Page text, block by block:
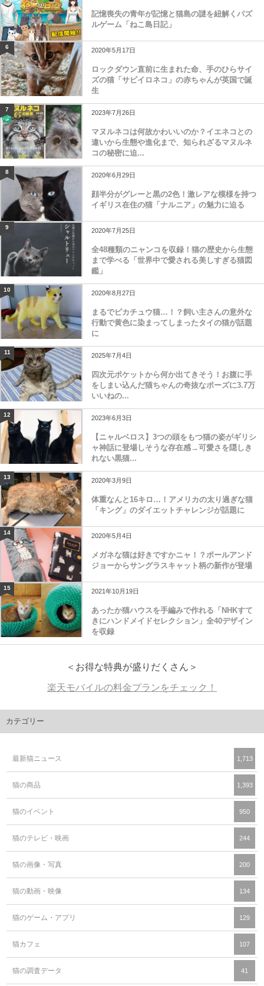
記憶喪失の青年が記憶と猫島の謎を紐解くパズ
ルゲーム「ねこ島日記」
6 2020年5月17日
ロックダウン直前に生まれた命、手のひらサイ
ズの猫「サビイロネコ」の赤ちゃんが英国で誕
生
7 2023年7月26日
マヌルネコは何故かわいいのか？イエネコとの
違いから生態や進化まで、知られざるマヌルネ
コの秘密に迫...
8 2020年6月29日
顔半分がグレーと黒の2色！激レアな模様を持つ
イギリス在住の猫「ナルニア」の魅力に迫る
9 2020年7月25日
全48種類のニャンコを収録！猫の歴史から生態
まで学べる「世界中で愛される美しすぎる猫図
鑑」
10 2020年8月27日
まるでピカチュウ猫…！？飼い主さんの意外な
行動で黄色に染まってしまったタイの猫が話題
に
11 2025年7月4日
四次元ポケットから何か出てきそう！お腹に手
をしまい込んだ猫ちゃんの奇抜なポーズに3.7万
いいねの...
12 2023年6月3日
【ニャルベロス】3つの頭をもつ猫の姿がギリシ
ャ神話に登場しそうな存在感→可愛さを隠しき
れない黒猫...
13 2020年3月9日
体重なんと16キロ…！アメリカの太り過ぎな猫
「キング」のダイエットチャレンジが話題に
14 2020年5月4日
メガネな猫は好きですかニャ！？ポールアンド
ジョーからサングラスキャット柄の新作が登場
15 2021年10月19日
あったか猫ハウスを手編みで作れる「NHKすて
きにハンドメイドセレクション」全40デザイン
を収録
＜お得な特典が盛りだくさん＞
楽天モバイルの料金プランをチェック！
カテゴリー
最新猫ニュース 1,713
猫の商品 1,393
猫のイベント 950
猫のテレビ・映画 244
猫の画像・写真 200
猫の動画・映像 134
猫のゲーム・アプリ 129
猫カフェ 107
猫の調査データ 41